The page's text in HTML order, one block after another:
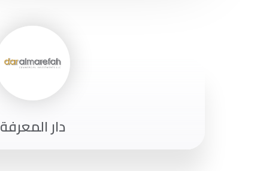
دار المعرفة